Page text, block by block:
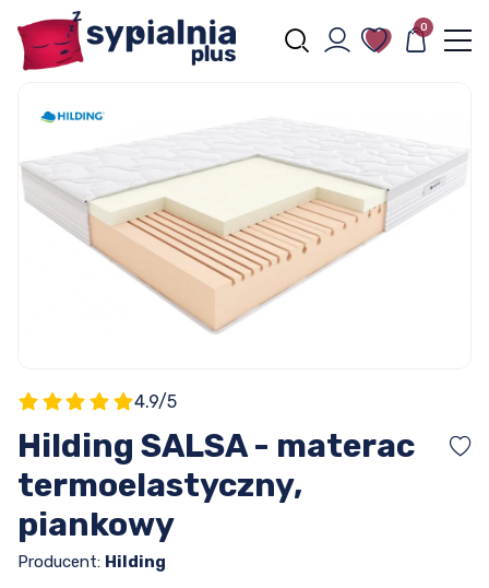
0
4.9/5
Hilding SALSA - materac
termoelastyczny,
piankowy
Producent: Hilding